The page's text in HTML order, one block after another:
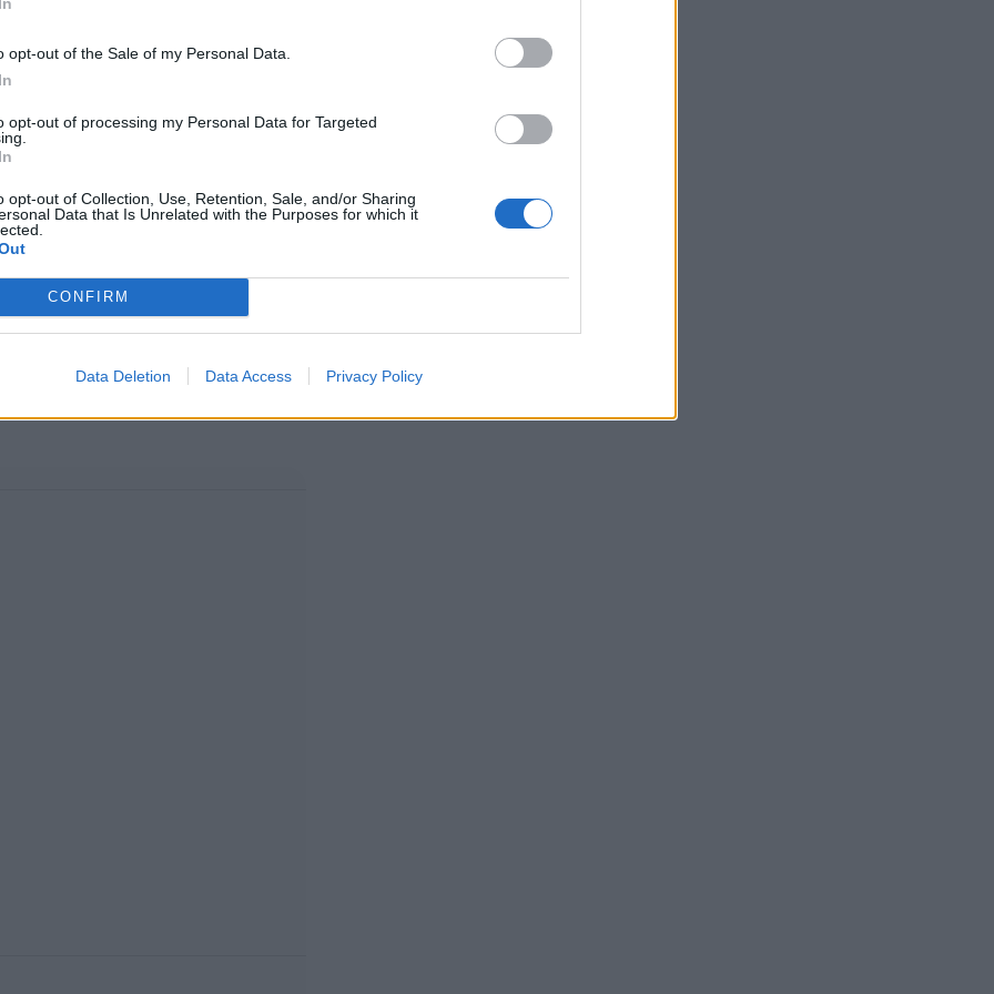
opt-out of the Sale of my Personal Data.
opt-out of processing my Personal Data for Targeted
opt-out of Collection, Use, Retention, Sale, and/or Sharing
Data that Is Unrelated with the Purposes for which it
CONFIRM
Data Deletion Data Access Privacy Policy
viime vuonna Lori
Cassie-rakkaastaan. Sen
muun muassa Maxim-
aiemmin muusikko Gavin
kisses-model-tina-louise-on-